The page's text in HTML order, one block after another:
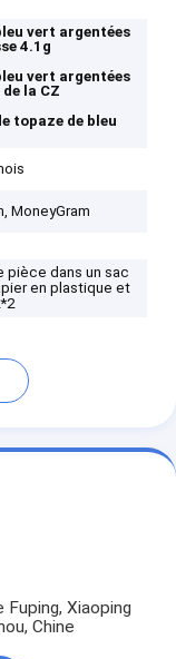
vert argentées
4.1g
vert argentées
la CZ
topaze de bleu
MoneyGram
pièce dans un sac
en plastique et
Xiaoping
Chine